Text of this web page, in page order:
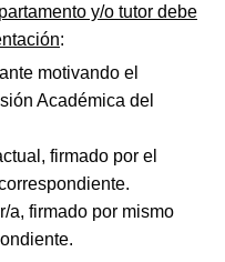
y/o tutor debe
:
motivando el
Académica del
firmado por el
a, firmado por mismo